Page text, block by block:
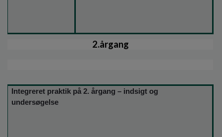
2.årgang
Integreret praktik på 2. årgang – indsigt og
undersøgelse